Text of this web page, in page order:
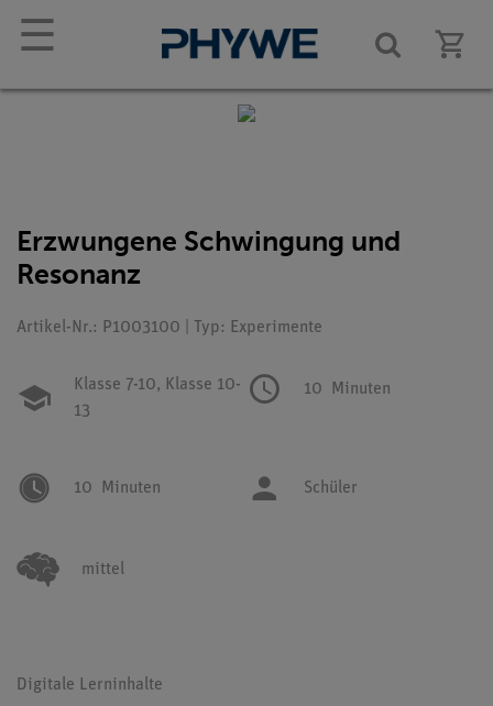
☰
Erzwungene Schwingung und
Resonanz
Artikel-Nr.: P1003100 | Typ: Experimente
Klasse 7-10, Klasse 10-
13
10 Minuten
10 Minuten Schüler
mittel
Digitale Lerninhalte